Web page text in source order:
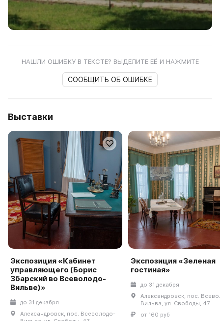
НАШЛИ ОШИБКУ В ТЕКСТЕ? ВЫДЕЛИТЕ ЕЁ И НАЖМИТЕ
СООБЩИТЬ ОБ ОШИБКЕ
Выставки
Экспозиция «Кабинет
управляющего (Борис
Збарский во Всеволодо-
Вильве)»
до 31 декабря
Александровск, пос. Всеволодо-
Экспозиция «Зеленая
гостиная»
до 31 декабря
Александровск, пос.
Вильва, ул. Свободы, 47
от 160 руб